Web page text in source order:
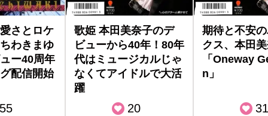
さとロケ
わきまゆ
ー40周年
配信開始
55
歌姫 本田美奈子のデ
ビューから40年！80年
代はミュージカルじゃ
なくてアイドルで大活
躍
20
期待と不安
クス、本田
「Oneway
n」
31